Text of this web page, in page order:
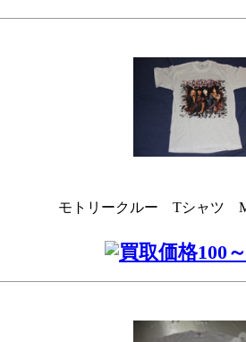
モトリークルー Tシャツ